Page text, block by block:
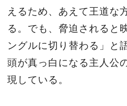
えるため、あえて王道な
る。でも、脅迫されると
ングルに切り替わる」と
頭が真っ白になる主人公
現している。